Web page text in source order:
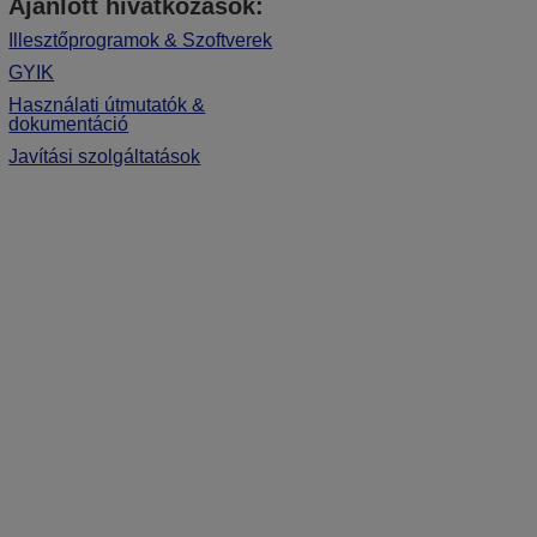
Ajánlott hivatkozások:
Illesztőprogramok & Szoftverek
GYIK
Használati útmutatók &
dokumentáció
Javítási szolgáltatások